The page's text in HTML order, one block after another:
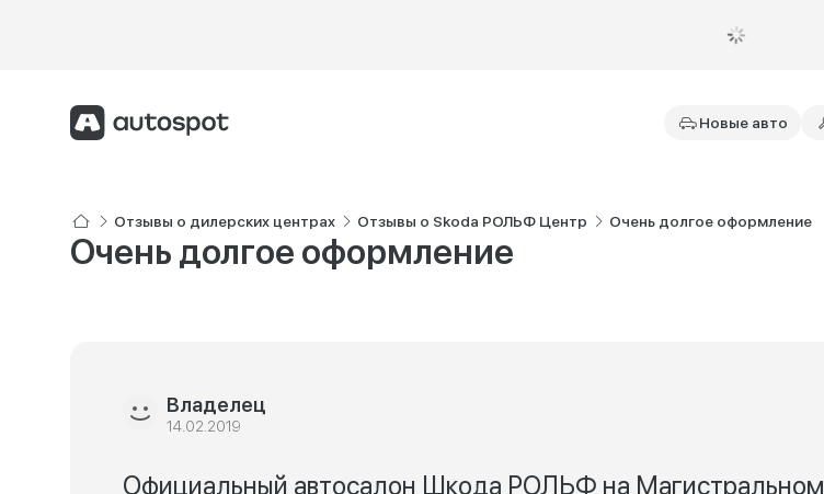
Новые авто
Отзывы о дилерских центрах Отзывы о Skoda РОЛЬФ Центр Очень долгое оформление
Очень долгое оформление
Владелец
14.02.2019
Официальный автосалон Шкода РОЛЬФ на Магистральном